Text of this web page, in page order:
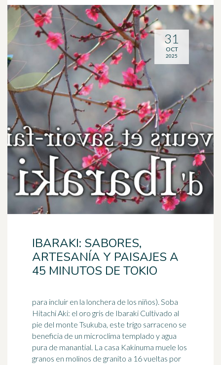
IBARAKI: SABORES,
ARTESANÍA Y PAISAJES A
45 MINUTOS DE TOKIO
para incluir en la lonchera de los niños). Soba
Hitachi Aki: el oro gris de Ibaraki Cultivado al
pie del monte Tsukuba, este trigo sarraceno se
beneficia de un microclima templado y agua
pura de manantial. La casa Kakinuma muele los
granos en molinos de granito a 16 vueltas por
31
OCT
2025